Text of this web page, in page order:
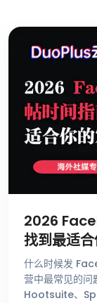
2026
找到最适合
什么时候发
营中最常见的问
Hootsuite、